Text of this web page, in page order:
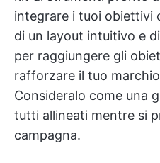
integrare i tuoi obiettivi
di un layout intuitivo e
per raggiungere gli
rafforzare il tuo
Consideralo come una
tutti allineati mentre si
campagna.